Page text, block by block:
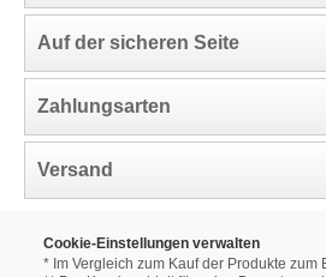
Auf der sicheren Seite
Zahlungsarten
Versand
Cookie-Einstellungen verwalten
* Im Vergleich zum Kauf der Produkte zum